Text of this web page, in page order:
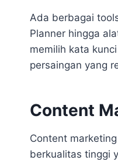
Ada berbagai
Planner hingga
memilih kata
persaingan yang
Content
Content
berkualitas tinggi